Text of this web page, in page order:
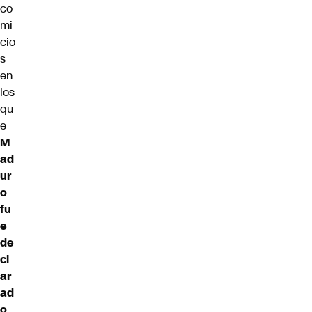
co
mi
cio
s
en
los
qu
e
M
ad
ur
o
fu
e
de
cl
ar
ad